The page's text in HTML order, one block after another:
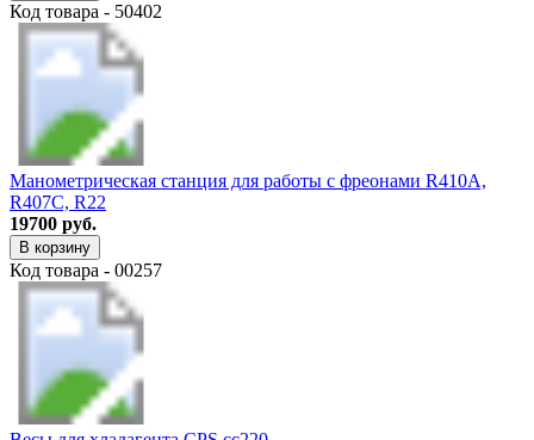
Код товара - 50402
Манометрическая станция для работы с фреонами R410A,
R407C, R22
19700 руб.
В корзину
Код товара - 00257